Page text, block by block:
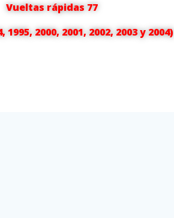
Vueltas rápidas 77
2000, 2001, 2002, 2003 y 2004)